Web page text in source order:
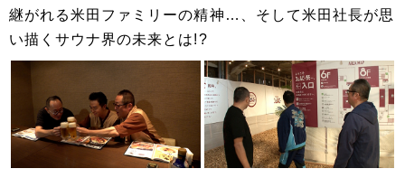
継がれる米田ファミリーの精神…、そして米田社長が思
い描くサウナ界の未来とは!?